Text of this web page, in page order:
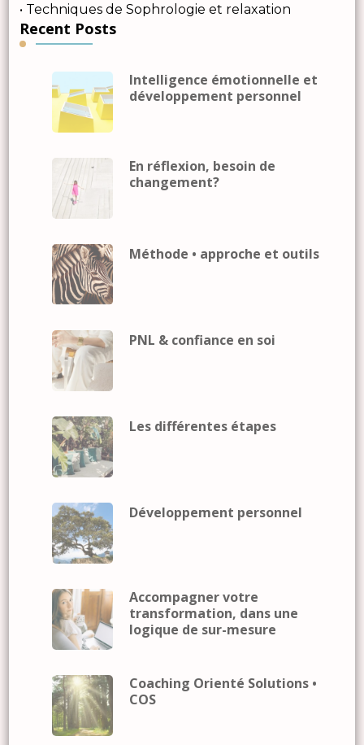
• Techniques de Sophrologie et relaxation
Recent Posts
Intelligence émotionnelle et
développement personnel
En réflexion, besoin de
changement?
Méthode • approche et outils
PNL & confiance en soi
Les différentes étapes
Développement personnel
Accompagner votre
transformation, dans une
logique de sur-mesure
Coaching Orienté Solutions •
COS